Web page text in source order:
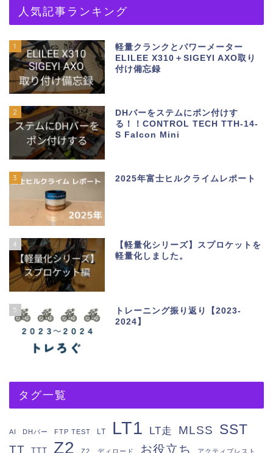
人気記事ランキング
1
軽量クランクとパワーメーター
ELILEE X310＋SIGEYI AXO取り
付け備忘録
2
DHバーをステムにポン付けす
る！！CONTROL TECH TTH-14-
S Falcon Mini
3 2025年富士ヒルクライムレポート
4
【軽量化シリーズ】スプロケットを
軽量化しました。
5
トレーニング振り返り【2023-
2024】
タグ一覧
AI DHバー FTP TEST LT LT1 LT走 MLSS SST
TT TTT Z2 Z2 ディロード お役立ち アクティブレスト